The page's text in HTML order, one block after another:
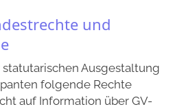
und
Ausgestaltung
folgende Rechte
auf Information über GV-